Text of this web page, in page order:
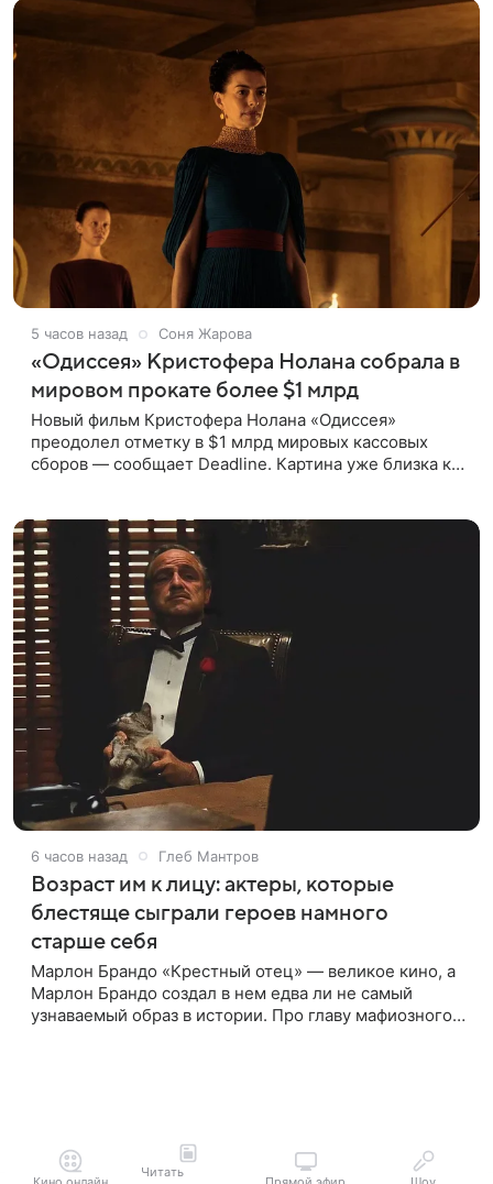
5 часов назад Соня Жарова
«Одиссея» Кристофера Нолана собрала в
мировом прокате более $1 млрд
Новый фильм Кристофера Нолана «Одиссея»
преодолел отметку в $1 млрд мировых кассовых
сборов — сообщает Deadline. Картина уже близка к
6 часов назад Глеб Мантров
Возраст им к лицу: актеры, которые
блестяще сыграли героев намного
старше себя
Марлон Брандо «Крестный отец» — великое кино, а
Марлон Брандо создал в нем едва ли не самый
узнаваемый образ в истории. Про главу мафиозного
Читать